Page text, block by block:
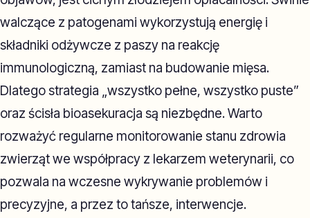
walczące z patogenami wykorzystują energię i
składniki odżywcze z paszy na reakcję
immunologiczną, zamiast na budowanie mięsa.
Dlatego strategia „wszystko pełne, wszystko puste”
oraz ścisła bioasekuracja są niezbędne. Warto
rozważyć regularne monitorowanie stanu zdrowia
zwierząt we współpracy z lekarzem weterynarii, co
pozwala na wczesne wykrywanie problemów i
precyzyjne, a przez to tańsze, interwencje.